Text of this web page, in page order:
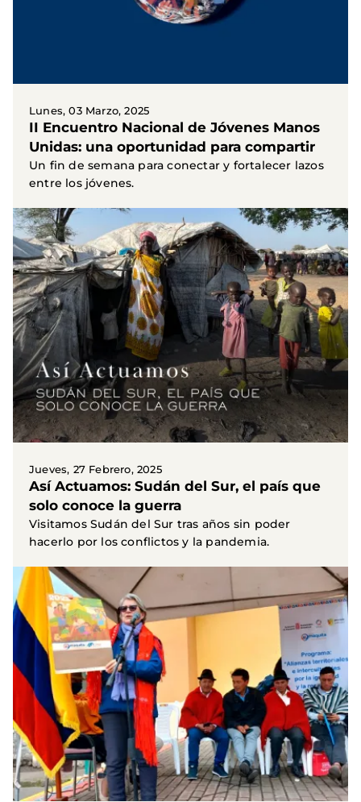
Lunes, 03 Marzo, 2025
II Encuentro Nacional de Jóvenes Manos
Unidas: una oportunidad para compartir
Un fin de semana para conectar y fortalecer lazos
entre los jóvenes.
Jueves, 27 Febrero, 2025
Así Actuamos: Sudán del Sur, el país que
solo conoce la guerra
Visitamos Sudán del Sur tras años sin poder
hacerlo por los conflictos y la pandemia.